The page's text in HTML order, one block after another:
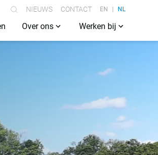
NIEUWS CONTACT EN NL
Over ons Werken bij